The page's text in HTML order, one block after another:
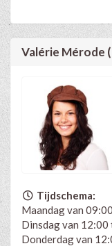
Valérie Mérode
Tijdschema:
Maandag van
Dinsdag van
Donderdag van